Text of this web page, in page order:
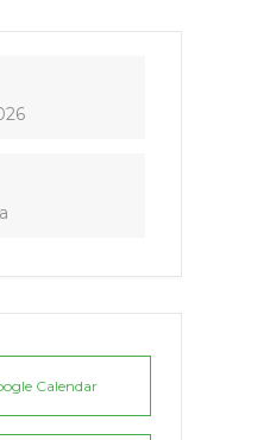
Calendar